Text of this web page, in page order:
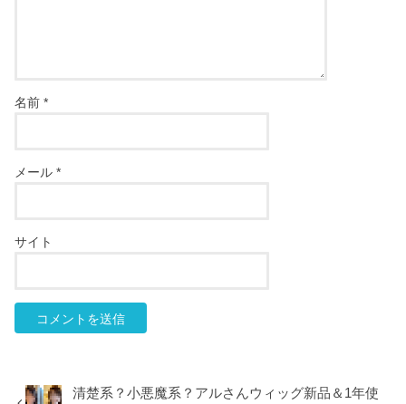
名前*
メール*
サイト
清楚系？小悪魔系？アルさんウィッグ新品＆1年使